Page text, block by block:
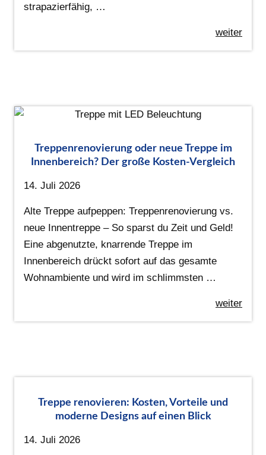
strapazierfähig, …
weiter
Treppenrenovierung oder neue Treppe im
Innenbereich? Der große Kosten-Vergleich
14. Juli 2026
Alte Treppe aufpeppen: Treppenrenovierung vs.
neue Innentreppe – So sparst du Zeit und Geld!
Eine abgenutzte, knarrende Treppe im
Innenbereich drückt sofort auf das gesamte
Wohnambiente und wird im schlimmsten …
weiter
Treppe renovieren: Kosten, Vorteile und
moderne Designs auf einen Blick
14. Juli 2026